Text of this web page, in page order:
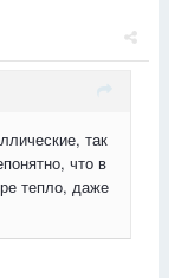
так
что в
тепло, даже